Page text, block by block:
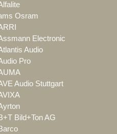
Osram
Electronic
Audio
Pro
Audio Stuttgart
Bild+Ton AG